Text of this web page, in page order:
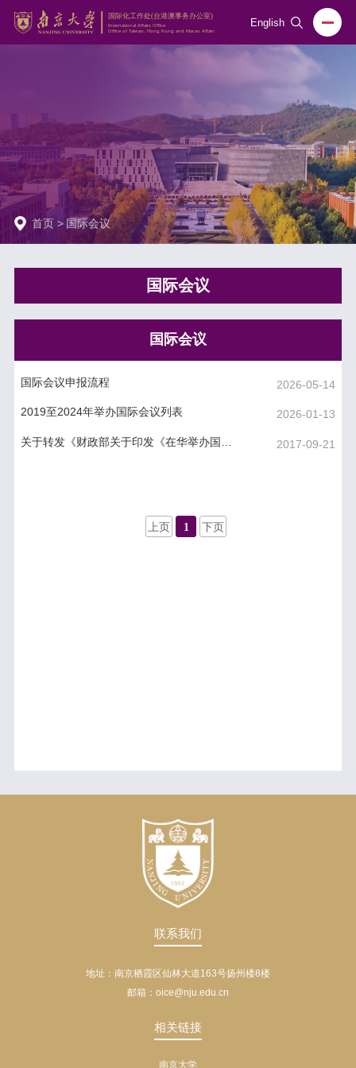
English
首页 > 国际会议
国际会议
国际会议
国际会议申报流程 2026-05-14
2019至2024年举办国际会议列表 2026-01-13
2017-09-21
上页 1 下页
联系我们
地址：南京栖霞区仙林大道163号扬州楼8楼
邮箱：oice@nju.edu.cn
相关链接
南京大学